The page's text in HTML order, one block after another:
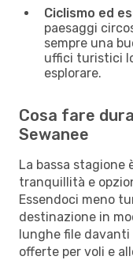
Ciclismo ed
paesaggi
sempre una
uffici turistici
esplorare.
Cosa fare
Sewanee
La bassa stagione
tranquillità e
Essendoci meno
destinazione in
lunghe file
offerte per voli e